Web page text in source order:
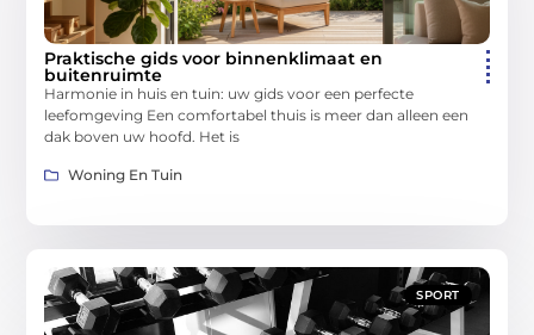
Praktische gids voor binnenklimaat en
buitenruimte
Harmonie in huis en tuin: uw gids voor een perfecte
leefomgeving Een comfortabel thuis is meer dan alleen een
dak boven uw hoofd. Het is
Woning En Tuin
SPORT